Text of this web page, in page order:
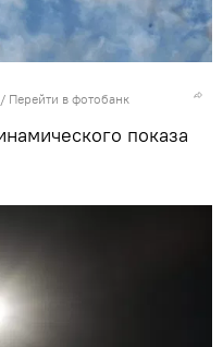
/ Перейти в фотобанк
показа